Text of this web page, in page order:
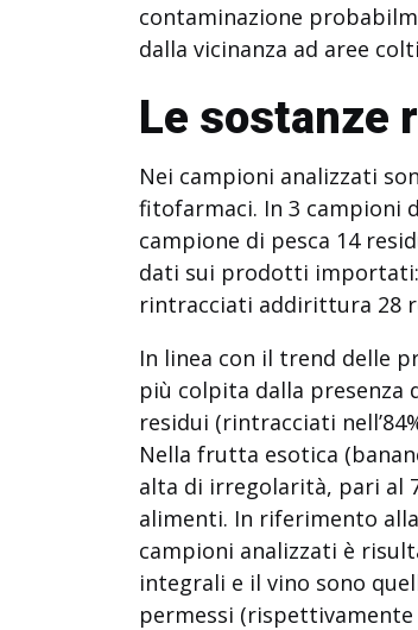
contaminazione
dalla vicinanza ad aree
Le sostanze
Nei campioni analizzati
fitofarmaci. In 3 campioni
campione di pesca 14
dati sui prodotti importati:
rintracciati addirittura 28
In linea con il trend delle
più colpita dalla presenza
residui (rintracciati
Nella frutta esotica
alta di irregolarità, pari al
alimenti. In riferimento
campioni analizzati è
integrali e il vino sono
permessi